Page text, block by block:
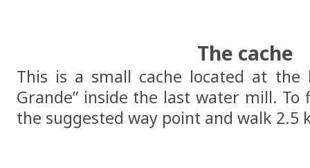
The cache
This is a small cache located at
Grande” inside the last water mill.
the suggested way point and walk 2.5